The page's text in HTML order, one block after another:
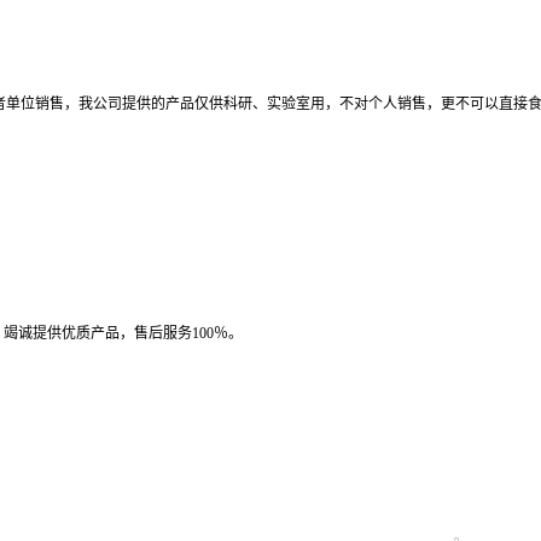
位销售，我公司提供的产品仅供科研、实验室用，不对个人销售，更不可以直接
诚提供优质产品，售后服务100％。